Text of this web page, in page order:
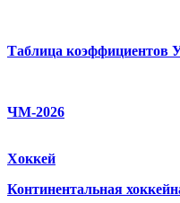
Таблица коэффициентов
ЧМ-2026
Хоккей
Континентальная